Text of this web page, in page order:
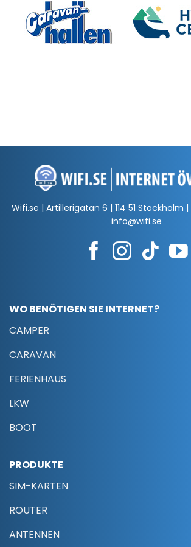
Wifi.se | Artillerigatan 6 | 114 51 Stockholm |
info@wifi.se
WO BENÖTIGEN SIE INTERNET?
CAMPER
CARAVAN
FERIENHAUS
LKW
BOOT
PRODUKTE
SIM-KARTEN
ROUTER
ANTENNEN